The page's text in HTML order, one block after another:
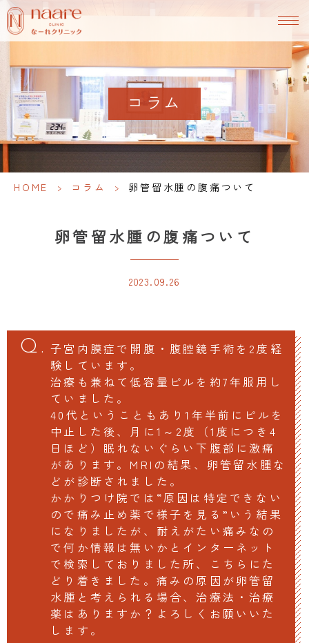
コラム
HOME > コラム > 卵管留水腫の腹痛ついて
卵管留水腫の腹痛ついて
2023.09.26
子宮内膜症で開腹・腹腔鏡手術を2度経
験しています。
治療も兼ねて低容量ピルを約7年服用し
ていました。
40代ということもあり1年半前にピルを
中止した後、月に1～2度（1度につき4
日ほど）眠れないぐらい下腹部に激痛
があります。MRIの結果、卵管留水腫な
どが診断されました。
かかりつけ院では“原因は特定できない
ので痛み止め薬で様子を見る”いう結果
になりましたが、耐えがたい痛みなの
で何か情報は無いかとインターネット
で検索しておりました所、こちらにた
どり着きました。痛みの原因が卵管留
水腫と考えられる場合、治療法・治療
薬はありますか？よろしくお願いいた
します。